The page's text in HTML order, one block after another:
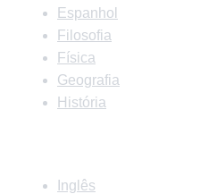
Espanhol
Filosofia
Física
Geografia
História
Inglês